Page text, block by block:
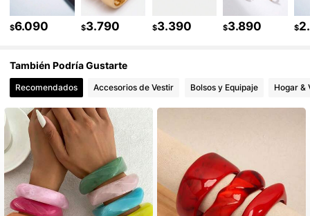
4,82 213K Seguidores
4,82 213K Seguidores
4,82 213K Seguidores
4,82 213K Seguidores
4,82 213K Seguidores
$6.090 $3.790 $3.390 $3.890 $
También Podría Gustarte
Recomendados Accesorios de Vestir Bolsos y Equipaje Hogar &